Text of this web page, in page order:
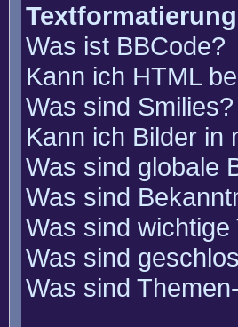
Was ist BBCode?
Kann ich HTML
Was sind Smilies?
Kann ich Bilder in
Was sind globale
Was sind
Was sind wichtige
Was sind
Was sind